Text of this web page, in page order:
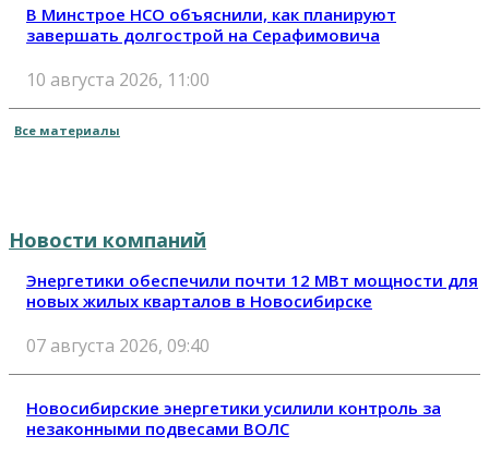
В Минстрое НСО объяснили, как планируют
завершать долгострой на Серафимовича
10 августа 2026, 11:00
Все материалы
Новости компаний
Энергетики обеспечили почти 12 МВт мощности для
новых жилых кварталов в Новосибирске
07 августа 2026, 09:40
Новосибирские энергетики усилили контроль за
незаконными подвесами ВОЛС